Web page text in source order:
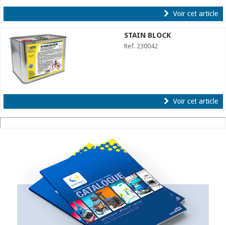
Voir cet article
STAIN BLOCK
Ref. 230042
Voir cet article